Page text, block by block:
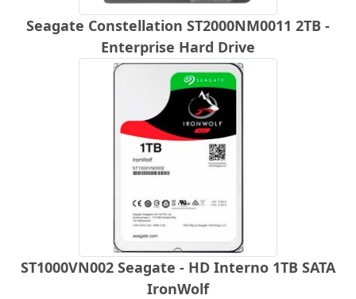
Seagate Constellation ST2000NM0011 2TB -
Enterprise Hard Drive
ST1000VN002 Seagate - HD Interno 1TB SATA
IronWolf